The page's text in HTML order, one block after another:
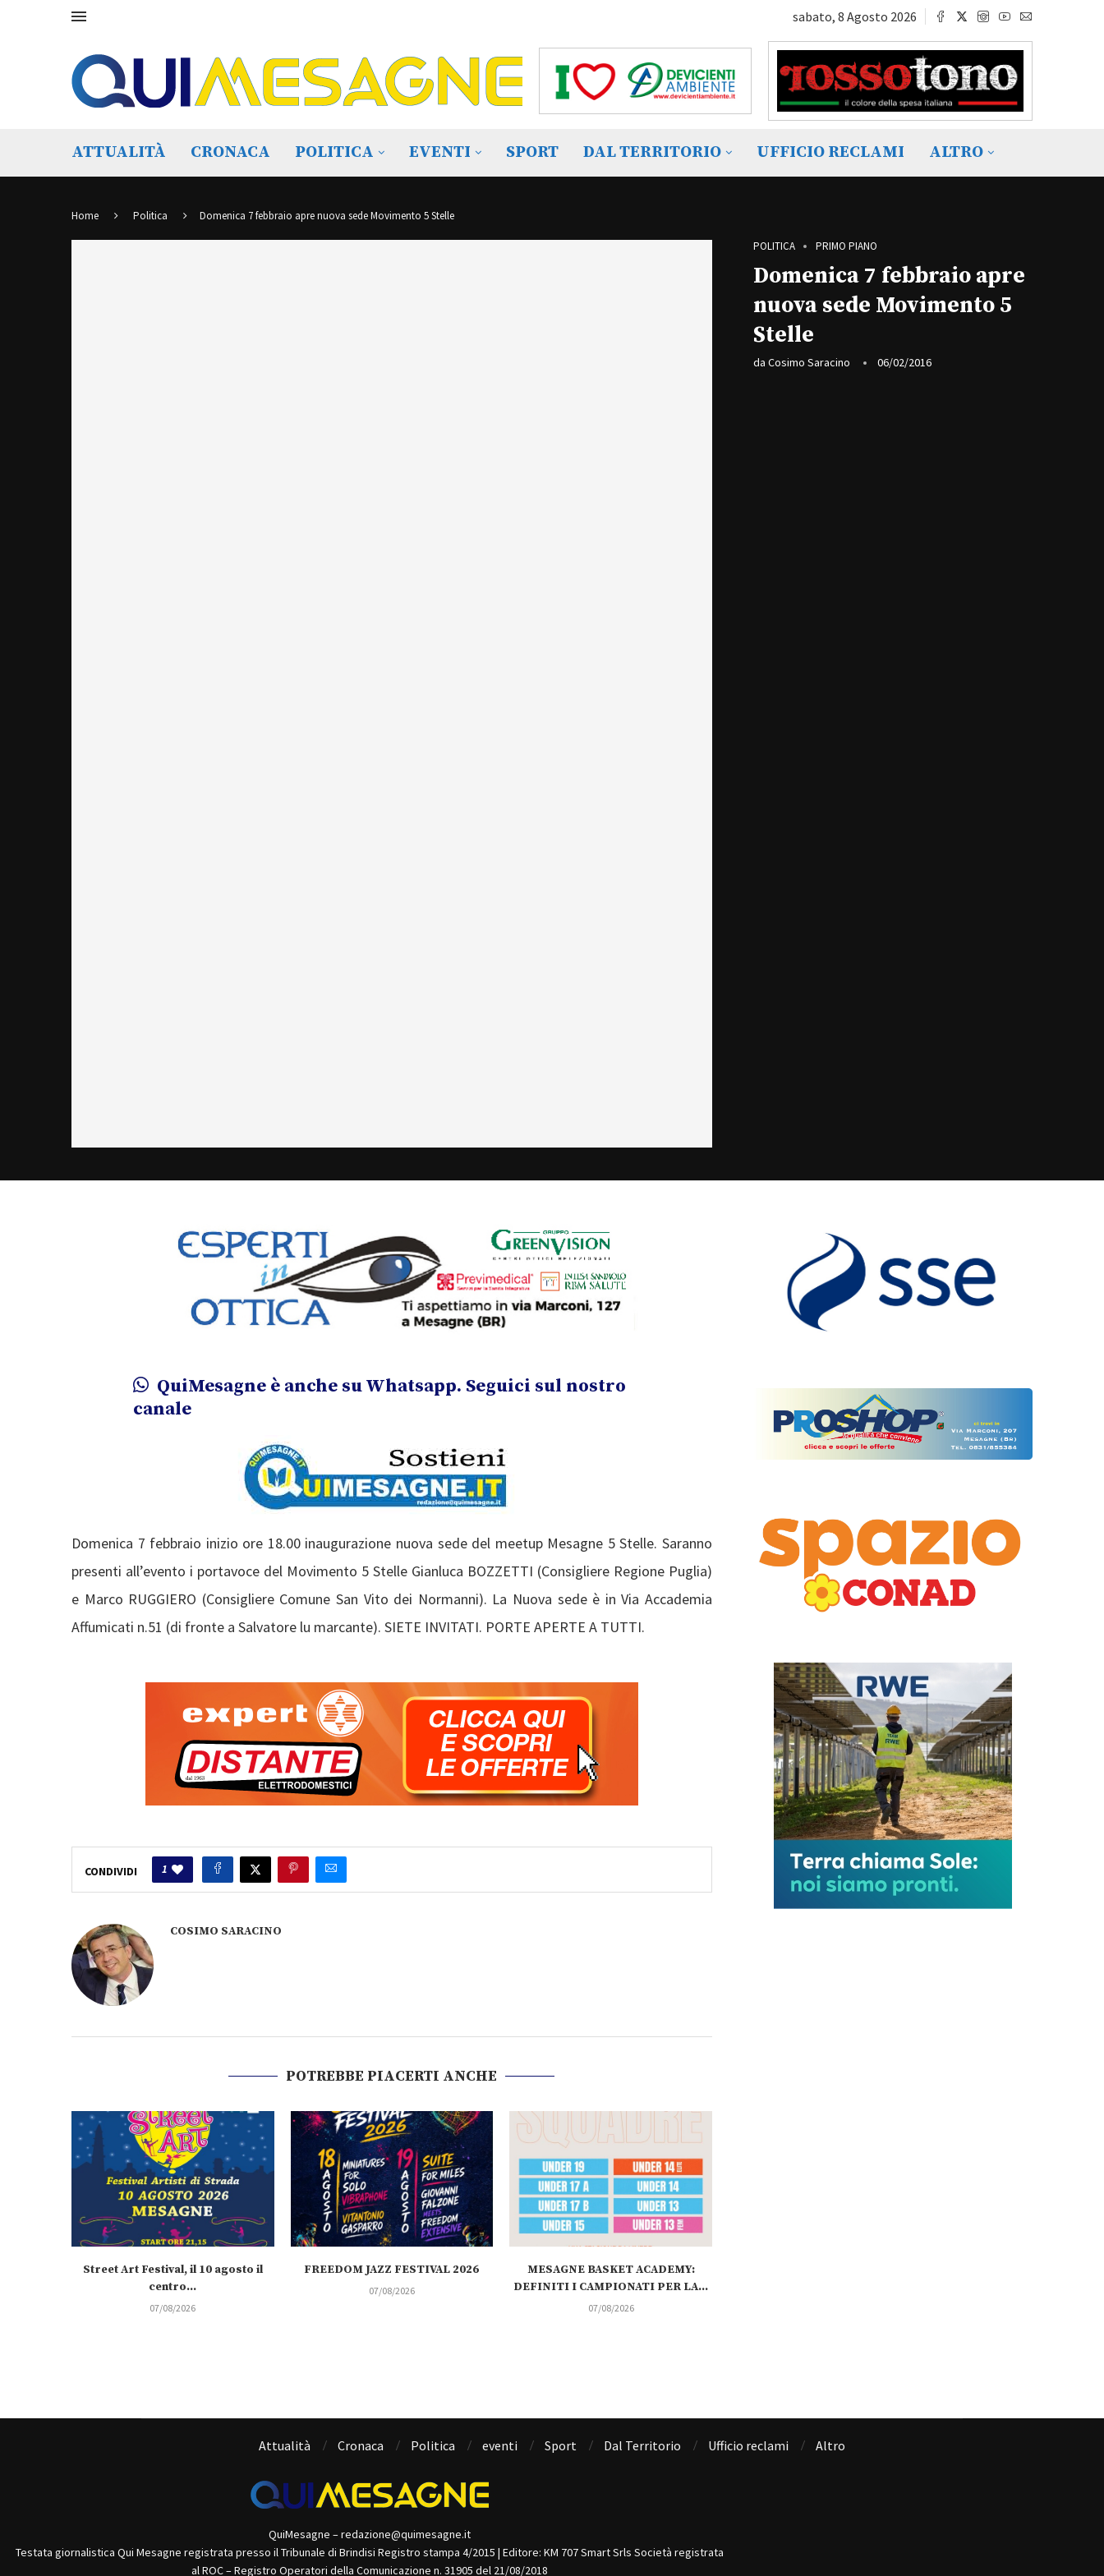
sabato, 8 Agosto 2026
ATTUALITÀ CRONACA POLITICA EVENTI SPORT DAL TERRITORIO UFFICIO RECLAMI ALTRO
Home Politica Domenica 7 febbraio apre nuova sede Movimento 5 Stelle
POLITICA PRIMO PIANO
Domenica 7 febbraio apre
nuova sede Movimento 5
Stelle
da Cosimo Saracino 06/02/2016
QuiMesagne è anche su Whatsapp. Seguici sul nostro
canale
Domenica 7 febbraio inizio ore 18.00 inaugurazione nuova sede del meetup Mesagne 5 Stelle. Saranno
presenti all’evento i portavoce del Movimento 5 Stelle Gianluca BOZZETTI (Consigliere Regione Puglia)
e Marco RUGGIERO (Consigliere Comune San Vito dei Normanni). La Nuova sede è in Via Accademia
Affumicati n.51 (di fronte a Salvatore lu marcante). SIETE INVITATI. PORTE APERTE A TUTTI.
CONDIVIDI 1
COSIMO SARACINO
POTREBBE PIACERTI ANCHE
Street Art Festival, il 10 agosto il
centro...
07/08/2026
FREEDOM JAZZ FESTIVAL 2026
07/08/2026
MESAGNE BASKET ACADEMY:
DEFINITI I CAMPIONATI PER LA...
07/08/2026
Attualità Cronaca Politica eventi Sport Dal Territorio Ufficio reclami Altro
QuiMesagne – redazione@quimesagne.it
Testata giornalistica Qui Mesagne registrata presso il Tribunale di Brindisi Registro stampa 4/2015 | Editore: KM 707 Smart Srls Società registrata
al ROC – Registro Operatori della Comunicazione n. 31905 del 21/08/2018